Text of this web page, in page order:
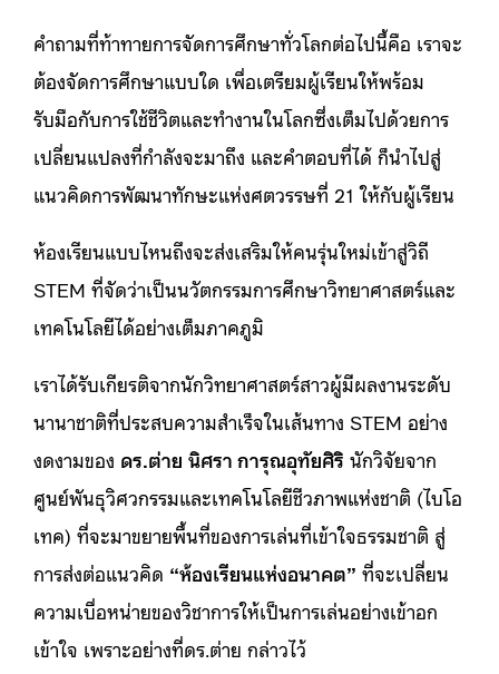
คำถามที่ท้าทายการจัดการศึกษาทั่วโลกต่อไปนี้คือ เราจะ
ต้องจัดการศึกษาแบบใด เพื่อเตรียมผู้เรียนให้พร้อม
รับมือกับการใช้ชีวิตและทำงานในโลกซึ่งเต็มไปด้วยการ
เปลี่ยนแปลงที่กำลังจะมาถึง และคำตอบที่ได้ ก็นำไปสู่
แนวคิดการพัฒนาทักษะแห่งศตวรรษที่ 21 ให้กับผู้เรียน
ห้องเรียนแบบไหนถึงจะส่งเสริมให้คนรุ่นใหม่เข้าสู่วิถี
STEM ที่จัดว่าเป็นนวัตกรรมการศึกษาวิทยาศาสตร์และ
เทคโนโลยีได้อย่างเต็มภาคภูมิ
เราได้รับเกียรติจากนักวิทยาศาสตร์สาวผู้มีผลงานระดับ
นานาชาติที่ประสบความสำเร็จในเส้นทาง STEM อย่าง
งดงามของ ดร.ต่าย นิศรา การุณอุทัยศิริ นักวิจัยจาก
ศูนย์พันธุวิศวกรรมและเทคโนโลยีชีวภาพแห่งชาติ (ไบโอ
เทค) ที่จะมาขยายพื้นที่ของการเล่นที่เข้าใจธรรมชาติ สู่
การส่งต่อแนวคิด “ห้องเรียนแห่งอนาคต” ที่จะเปลี่ยน
ความเบื่อหน่ายของวิชาการให้เป็นการเล่นอย่างเข้าอก
เข้าใจ เพราะอย่างที่ดร.ต่าย กล่าวไว้